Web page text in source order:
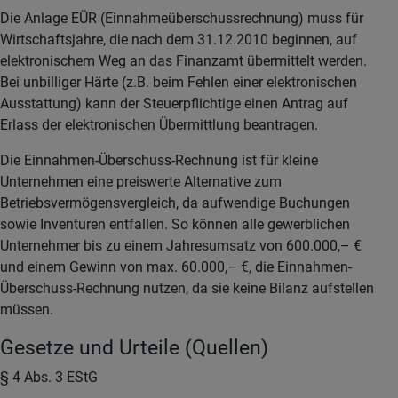
Die Anlage EÜR (Einnahmeüberschussrechnung) muss für
Wirtschaftsjahre, die nach dem 31.12.2010 beginnen, auf
elektronischem Weg an das Finanzamt übermittelt werden.
Bei unbilliger Härte (z.B. beim Fehlen einer elektronischen
Ausstattung) kann der Steuerpflichtige einen Antrag auf
Erlass der elektronischen Übermittlung beantragen.
Die Einnahmen-Überschuss-Rechnung ist für kleine
Unternehmen eine preiswerte Alternative zum
Betriebsvermögensvergleich, da aufwendige Buchungen
sowie Inventuren entfallen. So können alle gewerblichen
Unternehmer bis zu einem Jahresumsatz von 600.000,– €
und einem Gewinn von max. 60.000,– €, die Einnahmen-
Überschuss-Rechnung nutzen, da sie keine Bilanz aufstellen
müssen.
Gesetze und Urteile (Quellen)
§ 4 Abs. 3 EStG